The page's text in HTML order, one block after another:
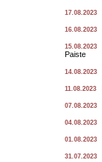
17.08.2023
16.08.2023
15.08.2023
Paiste
14.08.2023
11.08.2023
07.08.2023
04.08.2023
01.08.2023
31.07.2023